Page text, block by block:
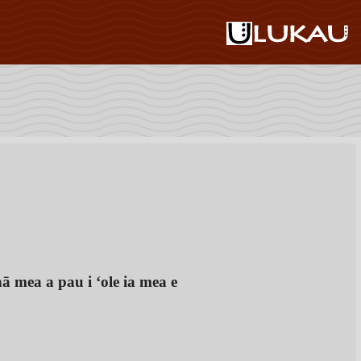
mea a pau i ʻole ia mea e